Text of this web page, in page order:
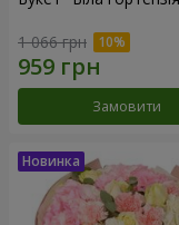
1 066 грн
Замовити